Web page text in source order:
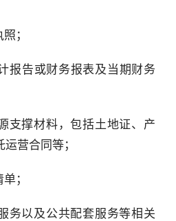
；
告或财务报表及当期财务
撑材料，包括土地证、产
营合同等；
；
以及公共配套服务等相关